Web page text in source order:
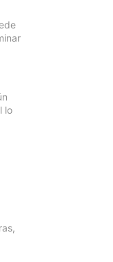
lo